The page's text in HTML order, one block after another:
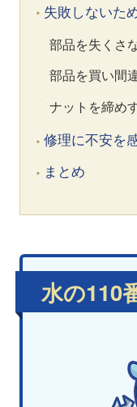
失敗しないた
部品を失くさ
部品を買い間
ナットを締め
修理に不安を
まとめ
水の110